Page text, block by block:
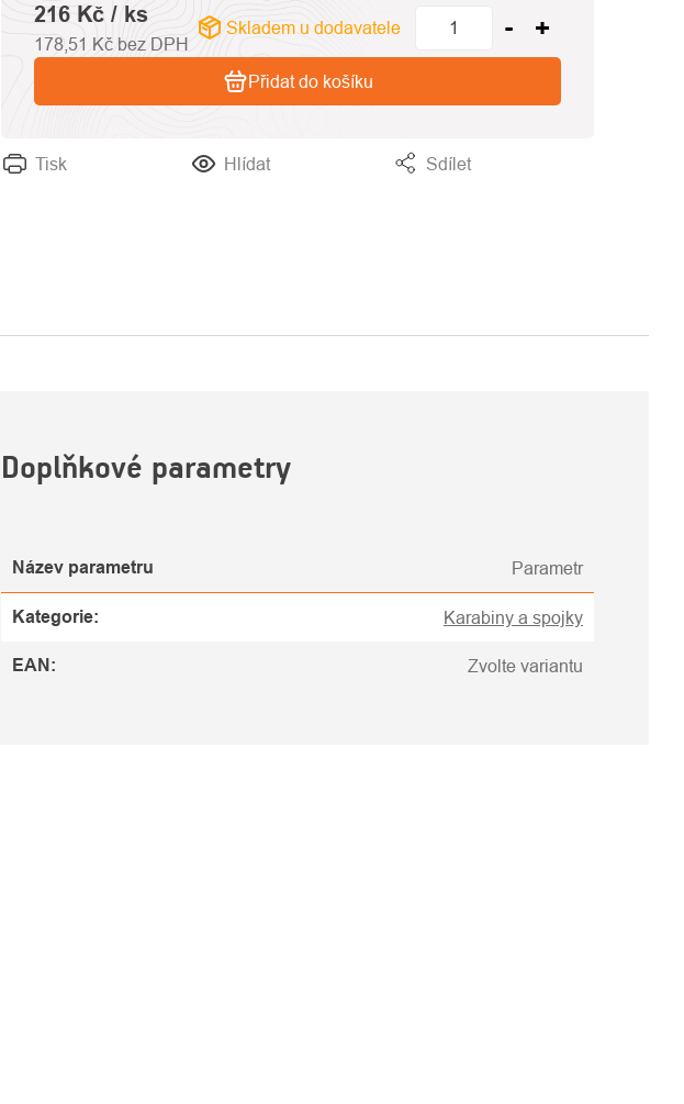
Tisk Hlídat Sdílet
216 Kč / ks
178,51 Kč bez DPH
Skladem u dodavatele
Přidat do košíku
Doplňkové parametry
Název parametru Parametr
Kategorie: Karabiny a spojky
EAN: Zvolte variantu